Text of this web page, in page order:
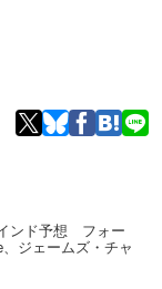
ンド予想 フォー
ジェームズ・チャ